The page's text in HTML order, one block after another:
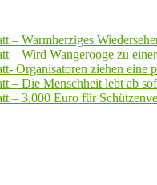
– Warmherziges
– Wird Wangerooge zu
Organisatoren ziehen eine
– Die Menschheit lebt ab
– 3.000 Euro für